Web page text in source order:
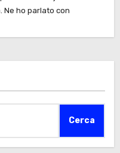
Ne ho parlato con
Cerca